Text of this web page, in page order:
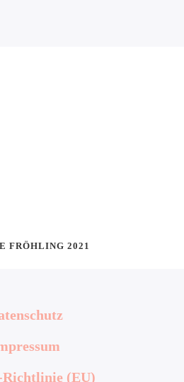
FRÖHLING 2021
Richtlinie (EU)